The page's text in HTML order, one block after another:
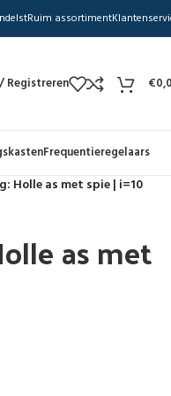
Ruim assortiment
Registreren €
Frequentieregelaars
Holle as met spie | i=10
as met